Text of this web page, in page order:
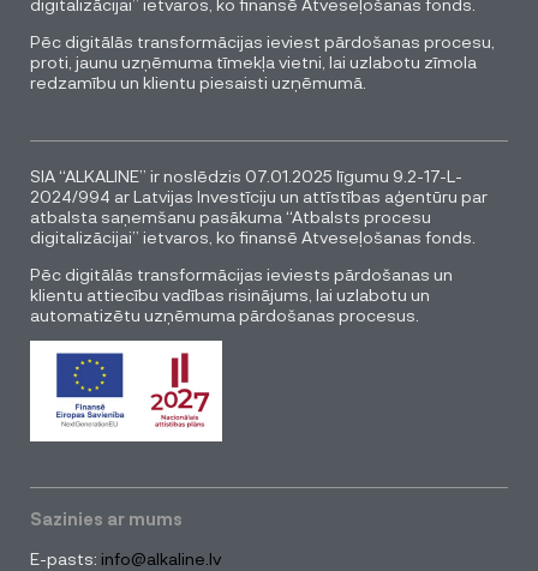
Pēc digitālās transformācijas ieviest pārdošanas procesu,
proti, jaunu uzņēmuma tīmekļa vietni, lai uzlabotu zīmola
redzamību un klientu piesaisti uzņēmumā.
SIA “ALKALINE” ir noslēdzis 07.01.2025 līgumu 9.2-17-L-
2024/994 ar Latvijas Investīciju un attīstības aģentūru par
atbalsta saņemšanu pasākuma “Atbalsts procesu
digitalizācijai” ietvaros, ko finansē Atveseļošanas fonds.
Pēc digitālās transformācijas ieviests pārdošanas un
klientu attiecību vadības risinājums, lai uzlabotu un
automatizētu uzņēmuma pārdošanas procesus.
Sazinies ar mums
E-pasts: info@alkaline.lv